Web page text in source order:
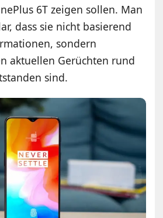
6T zeigen sollen. Man
dass sie nicht basierend
sondern
aktuellen Gerüchten rund
sind.